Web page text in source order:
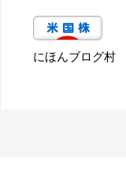
にほんブログ村